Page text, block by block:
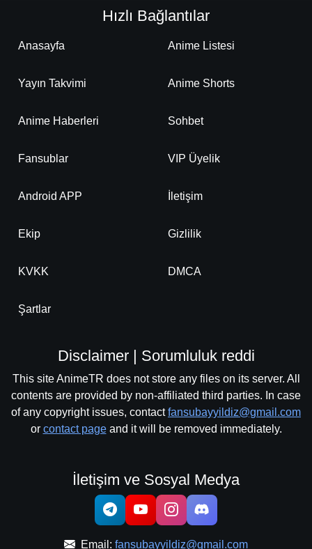
Hızlı Bağlantılar
Anasayfa Anime Listesi
Yayın Takvimi Anime Shorts
Anime Haberleri Sohbet
Fansublar VIP Üyelik
Android APP İletişim
Ekip Gizlilik
KVKK DMCA
Şartlar
Disclaimer | Sorumluluk reddi
This site AnimeTR does not store any files on its server. All
contents are provided by non-affiliated third parties. In case
of any copyright issues, contactfansubayyildiz@gmail.com
or contact pageand it will be removed immediately.
İletişim ve Sosyal Medya
Email: fansubayyildiz@gmail.com